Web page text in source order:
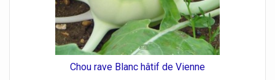
Chou rave Blanc hâtif de Vienne